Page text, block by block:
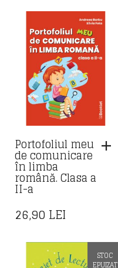
Portofoliul meu
de comunicare
în limba
română. Clasa a
II-a
26,90 LEI
STOC
EPUIZAT